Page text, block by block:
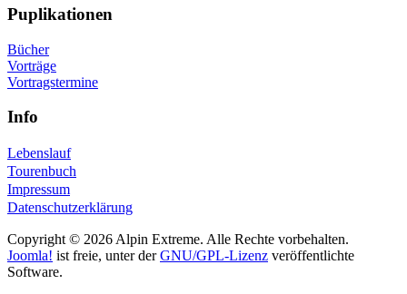
Puplikationen
Bücher
Vorträge
Vortragstermine
Info
Lebenslauf
Tourenbuch
Impressum
Datenschutzerklärung
Copyright © 2026 Alpin Extreme. Alle Rechte vorbehalten.
Joomla! ist freie, unter derGNU/GPL-Lizenz veröffentlichte
Software.